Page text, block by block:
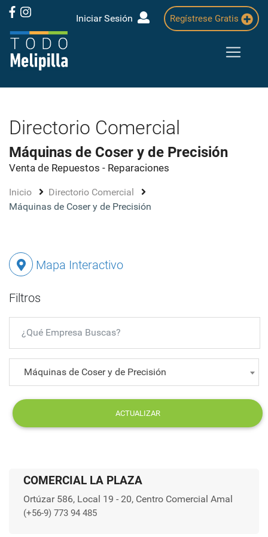
Iniciar Sesión Regístrese Gratis
Directorio Comercial
Máquinas de Coser y de Precisión
Venta de Repuestos - Reparaciones
Inicio
Directorio Comercial
Máquinas de Coser y de Precisión
Mapa Interactivo
Filtros
Máquinas de Coser y de Precisión
ACTUALIZAR
COMERCIAL LA PLAZA
Ortúzar 586, Local 19 - 20, Centro Comercial Amal
(+56-9) 773 94 485